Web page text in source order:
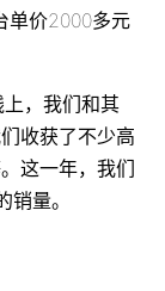
价2000多元
，我们和其
收获了不少高
这一年，我们
量。